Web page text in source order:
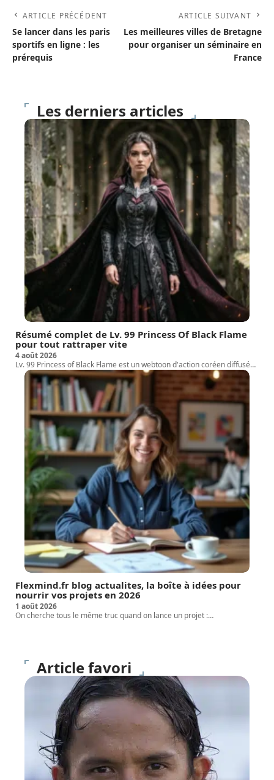
ARTICLE PRÉCÉDENT
Se lancer dans les paris
sportifs en ligne : les
prérequis
ARTICLE SUIVANT
Les meilleures villes de Bretagne
pour organiser un séminaire en
France
Les derniers articles
Résumé complet de Lv. 99 Princess Of Black Flame
pour tout rattraper vite
4 août 2026
Lv. 99 Princess of Black Flame est un webtoon d'action coréen diffusé…
Flexmind.fr blog actualites, la boîte à idées pour
nourrir vos projets en 2026
1 août 2026
On cherche tous le même truc quand on lance un projet :…
Article favori